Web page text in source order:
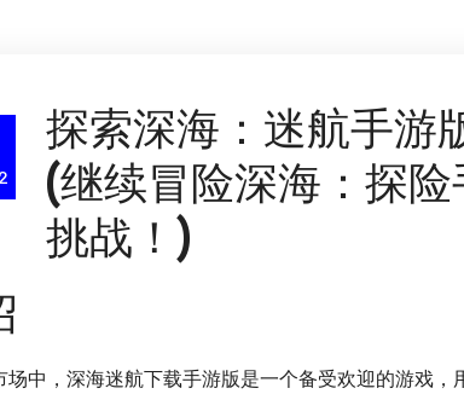
探索深海：迷航手游
(继续冒险深海：探
挑战！)
场中，深海迷航下载手游版是一个备受欢迎的游戏，